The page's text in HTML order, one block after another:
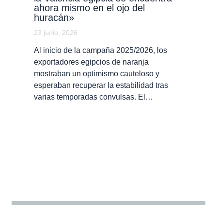
ahora mismo en el ojo del
huracán»
23 junio, 2026
Al inicio de la campaña 2025/2026, los
exportadores egipcios de naranja
mostraban un optimismo cauteloso y
esperaban recuperar la estabilidad tras
varias temporadas convulsas. El…